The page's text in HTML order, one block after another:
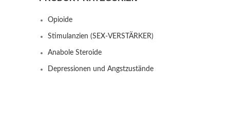
Opioide
Stimulanzien (SEX-VERSTÄRKER)
Anabole Steroide
Depressionen und Angstzustände